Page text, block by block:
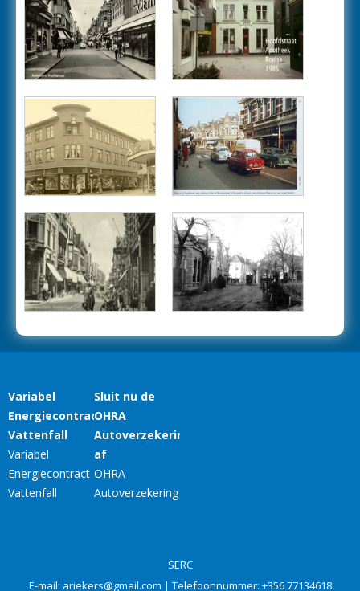
SERC
E-mail: ariekers@gmail.com | Telefoonnummer: +356 77134618